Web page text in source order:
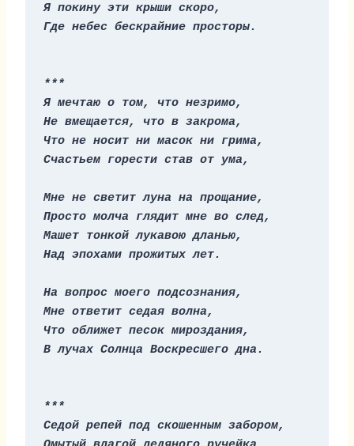
Я покину эти крыши скоро,
Где небес бескрайние просторы.
***
Я мечтаю о том, что незримо,
Не вмещается, что в закрома,
Что не носит ни масок ни грима,
Счастьем горести став от ума,
Мне не светит луна на прощание,
Просто молча глядит мне во след,
Машет тонкой лукавою дланью,
Над эпохами прожитых лет.
На вопрос моего подсознания,
Мне ответит седая волна,
Что оближет песок мироздания,
В лучах Солнца Воскресшего дна.
***
Седой репей под скошенным забором,